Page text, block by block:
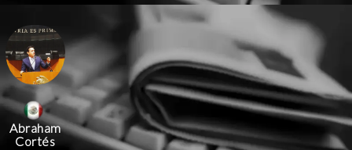
Abraham
Cortés